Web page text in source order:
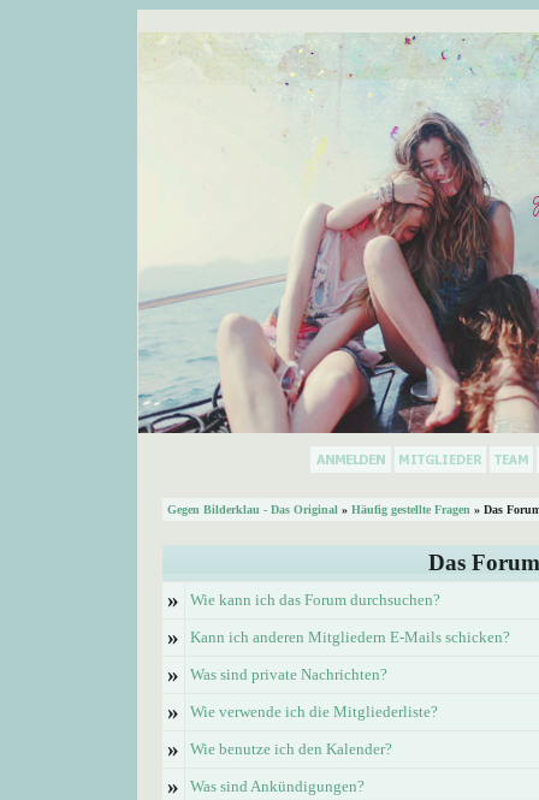
Gegen Bilderklau - Das Original » Häufig gestellte Fragen » Das
Das
»
Wie kann ich das Forum durchsuchen?
» Kann ich anderen Mitgliedern E-Mails schicken?
» Was sind private Nachrichten?
» Wie verwende ich die Mitgliederliste?
» Wie benutze ich den Kalender?
» Was sind Ankündigungen?